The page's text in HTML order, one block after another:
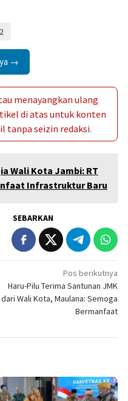
2
→
menayangkan ulang
di atas untuk konten
tanpa seizin redaksi.
Wali Kota Jambi: RT
Infrastruktur Baru
SEBARKAN
Pos berikutnya
Haru-Pilu Terima Santunan JMK
dari Wali Kota, Maulana: Semoga
Bermanfaat